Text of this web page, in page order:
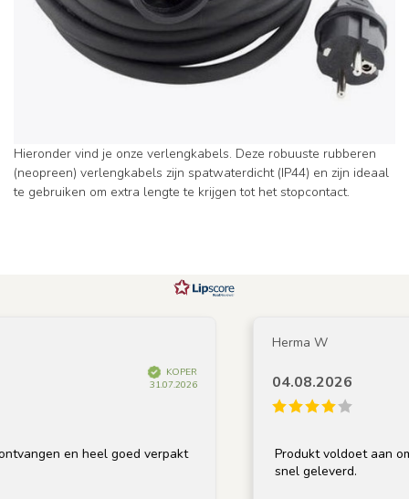
Hieronder vind je onze verlengkabels. Deze robuuste rubberen
(neopreen) verlengkabels zijn spatwaterdicht (IP44) en zijn ideaal
te gebruiken om extra lengte te krijgen tot het stopcontact.
KOPER
31.07.2026
en heel goed verpakt
Herma W
04.08.2026
Produkt voldoet aan
snel geleverd.